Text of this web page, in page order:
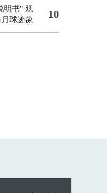
明书" 观
球迹象
10